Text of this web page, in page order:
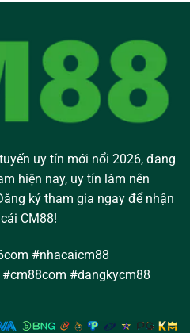
uy tín mới nổi 2026, đang
hiện nay, uy tín làm nên
ký tham gia ngay để nhận
CM88!
#nhacaicm88
#dangkycm88